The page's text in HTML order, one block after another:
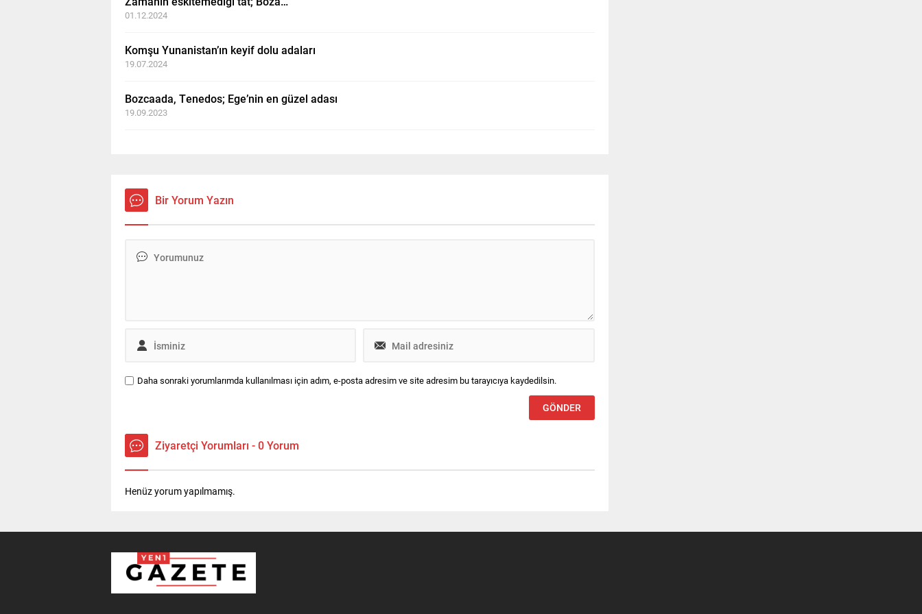
01.12.2024
Komşu Yunanistan’ın keyif dolu adaları
19.07.2024
Bozcaada, Tenedos; Ege’nin en güzel adası
19.09.2023
Bir Yorum Yazın
Daha sonraki yorumlarımda kullanılması için adım, e-posta adresim ve site adresim bu tarayıcıya kaydedilsin.
Ziyaretçi Yorumları - 0 Yorum
Henüz yorum yapılmamış.